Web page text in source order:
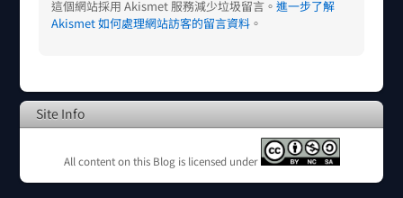
這個網站採用 Akismet 服務減少垃圾留言。進一步了解
Akismet 如何處理網站訪客的留言資料 。
Site Info
All content on this Blog is licensed under